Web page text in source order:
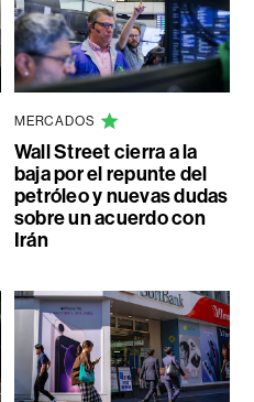
MERCADOS
Wall Street cierra a la
baja por el repunte del
petróleo y nuevas dudas
sobre un acuerdo con
Irán